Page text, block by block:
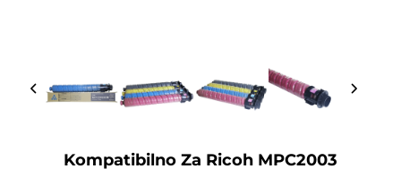
Kompatibilno Za Ricoh MPC2003